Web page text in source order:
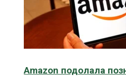
Amazon подолала